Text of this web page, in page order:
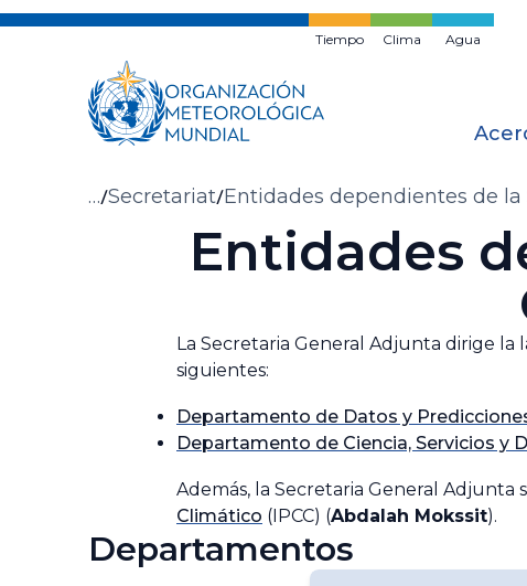
Ir
Tiempo Clima Agua
Migas
… Secretariat Entidades dependientes de
Entidades
La Secretaria General Adjunta dirige
siguientes:
Departamento de Datos y
Departamento de Ciencia, Servicios y
Además, la Secretaria General Adjunta
Climático (IPCC) (Abdalah Mokssit).
Departamentos